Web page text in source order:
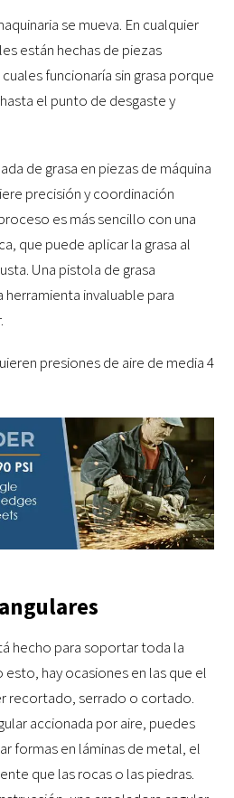
se mueva. En cualquier
están hechas de piezas
funcionaría sin grasa porque
el punto de desgaste y
de grasa en piezas de máquina
precisión y coordinación
es más sencillo con una
que puede aplicar la grasa al
Una pistola de grasa
herramienta invaluable para
presiones de aire de media 4
hecho para soportar toda la
hay ocasiones en las que el
recortado, serrado o cortado.
accionada por aire, puedes
formas en láminas de metal, el
que las rocas o las piedras.